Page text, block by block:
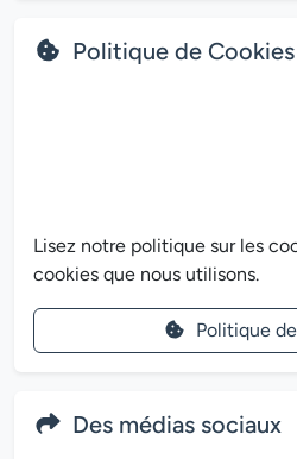
Politique de Cookies
Lisez notre politique sur les
cookies que nous utilisons.
Politique
Des médias sociaux